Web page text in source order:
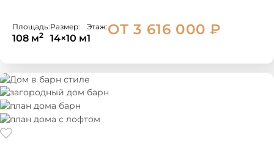
Площадь:
108 м2
Размер:
14×10 м
Этаж:
1
ОТ 3 616 000 ₽